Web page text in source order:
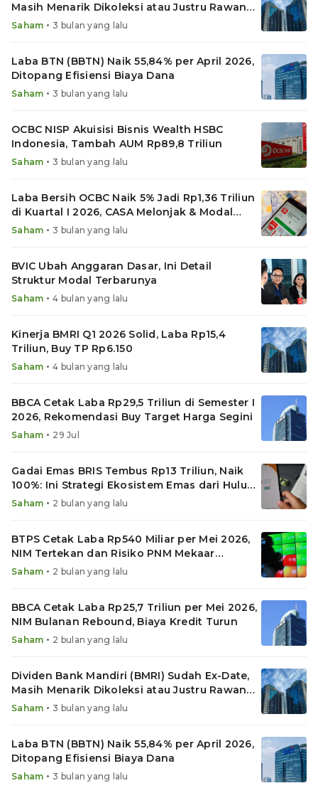
Masih Menarik Dikoleksi atau Justru Rawan
Koreksi?
Saham • 3 bulan yang lalu
Laba BTN (BBTN) Naik 55,84% per April 2026,
Ditopang Efisiensi Biaya Dana
Saham • 3 bulan yang lalu
OCBC NISP Akuisisi Bisnis Wealth HSBC
Indonesia, Tambah AUM Rp89,8 Triliun
Saham • 3 bulan yang lalu
Laba Bersih OCBC Naik 5% Jadi Rp1,36 Triliun
di Kuartal I 2026, CASA Melonjak & Modal
Menguat
Saham • 3 bulan yang lalu
BVIC Ubah Anggaran Dasar, Ini Detail
Struktur Modal Terbarunya
Saham • 4 bulan yang lalu
Kinerja BMRI Q1 2026 Solid, Laba Rp15,4
Triliun, Buy TP Rp6.150
Saham • 4 bulan yang lalu
BBCA Cetak Laba Rp29,5 Triliun di Semester I
2026, Rekomendasi Buy Target Harga Segini
Saham • 29 Jul
Gadai Emas BRIS Tembus Rp13 Triliun, Naik
100%: Ini Strategi Ekosistem Emas dari Hulu
ke Hilir
Saham • 2 bulan yang lalu
BTPS Cetak Laba Rp540 Miliar per Mei 2026,
NIM Tertekan dan Risiko PNM Mekaar
Membayangi
Saham • 2 bulan yang lalu
BBCA Cetak Laba Rp25,7 Triliun per Mei 2026,
NIM Bulanan Rebound, Biaya Kredit Turun
Saham • 2 bulan yang lalu
Dividen Bank Mandiri (BMRI) Sudah Ex-Date,
Masih Menarik Dikoleksi atau Justru Rawan
Koreksi?
Saham • 3 bulan yang lalu
Laba BTN (BBTN) Naik 55,84% per April 2026,
Ditopang Efisiensi Biaya Dana
Saham • 3 bulan yang lalu